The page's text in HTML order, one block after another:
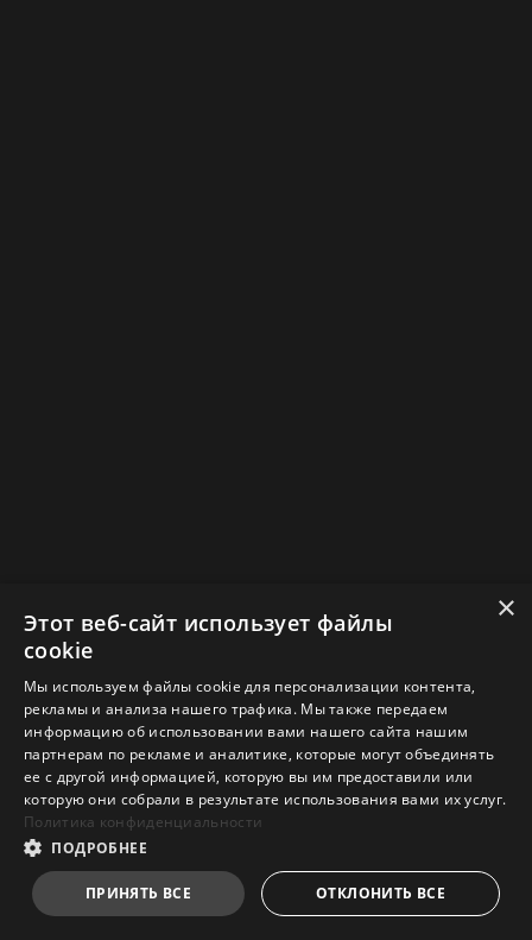
×
Этот веб-сайт использует файлы
cookie
Мы используем файлы cookie для персонализации контента,
рекламы и анализа нашего трафика. Мы также передаем
информацию об использовании вами нашего сайта нашим
партнерам по рекламе и аналитике, которые могут объединять
ее с другой информацией, которую вы им предоставили или
которую они собрали в результате использования вами их услуг.
Политика конфиденциальности
ПОДРОБНЕЕ
ПРИНЯТЬ ВСЕ ОТКЛОНИТЬ ВСЕ